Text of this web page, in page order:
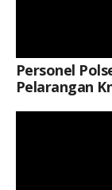
Personel
Pelarangan
Keterangan Gambar: Brigpol Restu Khoerul Akbar, Saat Kegiatan